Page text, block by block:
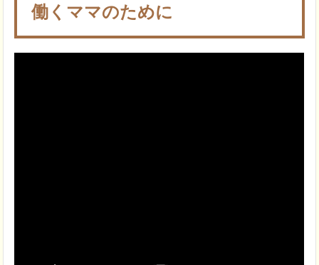
働くママのために